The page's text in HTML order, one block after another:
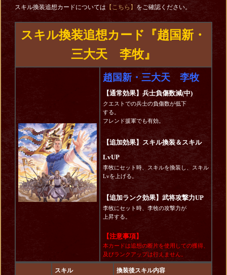
スキル換装追想カードについては 【こちら】 をご確認ください。
スキル換装追想カード『趙国新・
三大天 李牧』
趙国新・三大天 李牧
【通常効果】兵士負傷数減(中)
クエストでの兵士の負傷数が低下
する。
フレンド援軍でも有効。
【追加効果】スキル換装＆スキル
LvUP
李牧にセット時、スキルを換装し、スキル
Lvを上げる。
【追加ランク効果】武将攻撃力UP
李牧にセット時、李牧の攻撃力が
上昇する。
【注意事項】
本カードは追想の断片を使用しての獲得、
及びランクアップは行えません。
スキル 換装後スキル内容